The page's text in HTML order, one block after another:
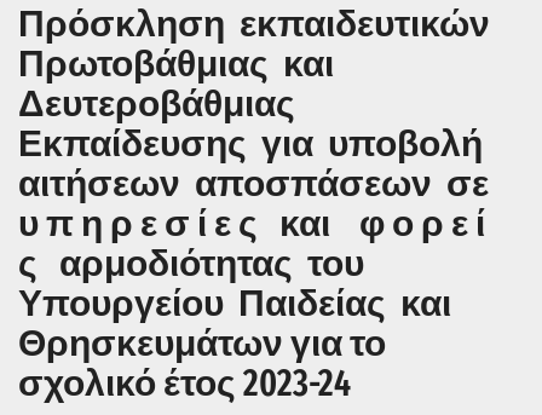
Πρόσκληση εκπαιδευτικών
Πρωτοβάθμιας και
Δευτεροβάθμιας
Εκπαίδευσης για υποβολή
αιτήσεων αποσπάσεων σε
υ π η ρ ε σ ί ε ς και φ ο ρ ε ί
ς αρμοδιότητας του
Υπουργείου Παιδείας και
Θρησκευμάτων για το
σχολικό έτος 2023-24